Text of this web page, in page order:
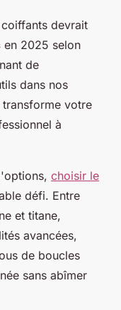
devrait
en 2025 selon
de
dans nos
votre
à
choisir le
défi. Entre
et titane,
avancées,
de boucles
sans abîmer